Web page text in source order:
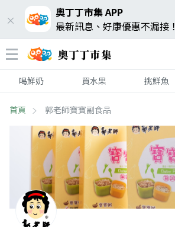
奧丁丁市集 APP
最新訊息、好康優惠不漏接！
喝鮮奶 買水果 挑鮮魚
首頁 郭老師寶寶副食品